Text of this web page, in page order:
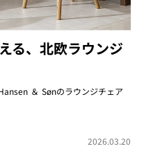
る、北欧ラウンジ
＆ Sønのラウンジチェア
2026.03.20